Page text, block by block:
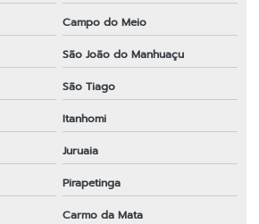
Campo do Meio
São João do Manhuaçu
São Tiago
Itanhomi
Juruaia
Pirapetinga
Carmo da Mata